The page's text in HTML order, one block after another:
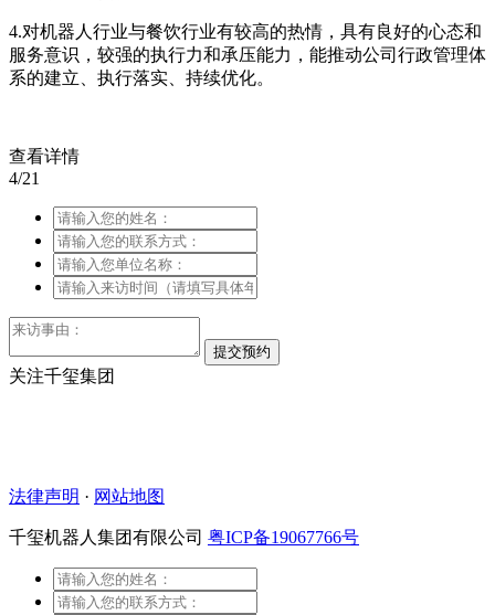
4.对机器人行业与餐饮行业有较高的热情，具有良好的心态和
服务意识，较强的执行力和承压能力，能推动公司行政管理体
系的建立、执行落实、持续优化。
查看详情
4/21
关注千玺集团
法律声明 · 网站地图
千玺机器人集团有限公司 粤ICP备19067766号